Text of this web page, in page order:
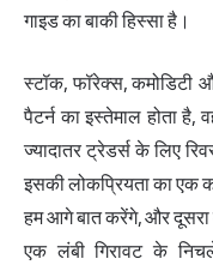
गाइड का बाकी हिस्सा है।
स्टॉक, फॉरेक्स, कमोडिटी
पैटर्न का इस्तेमाल होता है,
ज्यादातर ट्रेडर्स के लिए
इसकी लोकप्रियता का एक
हम आगे बात करेंगे, और
एक लंबी गिरावट के